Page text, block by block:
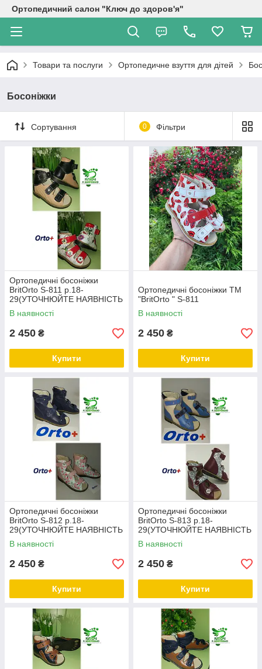
Ортопедичний салон "Ключ до здоров'я"
Товари та послуги Ортопедичне взуття для дітей
Босоніжки
Сортування 0 Фільтри
Ортопедичні босоніжки
BritOrto S-811 р.18-
29(УТОЧНЮЙТЕ НАЯВНІСТЬ
РОЗМІРУ)
В наявності
2 450 ₴
Купити
Ортопедичні босоніжки ТМ
"BritOrto " S-811
В наявності
2 450 ₴
Купити
Ортопедичні босоніжки
BritOrto S-812 р.18-
29(УТОЧНЮЙТЕ НАЯВНІСТЬ
РОЗМІРУ
В наявності
2 450 ₴
Купити
Ортопедичні босоніжки
BritOrto S-813 р.18-
29(УТОЧНЮЙТЕ НАЯВНІСТЬ
РОЗМІРУ)
В наявності
2 450 ₴
Купити